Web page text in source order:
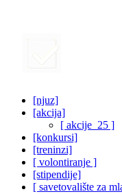
[njuz]
[akcija]
[ akcije_25 ]
[konkursi]
[treninzi]
[ volontiranje ]
[stipendije]
[ savetovalište za